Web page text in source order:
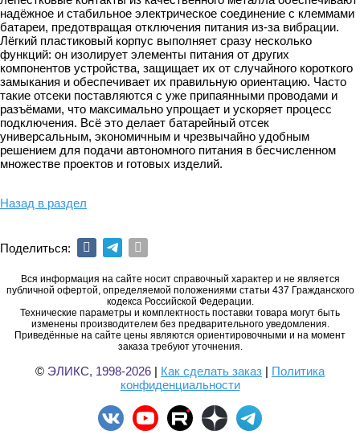
надёжное и стабильное электрическое соединение с клеммами
батареи, предотвращая отключения питания из-за вибрации.
Лёгкий пластиковый корпус выполняет сразу несколько
функций: он изолирует элементы питания от других
компонентов устройства, защищает их от случайного короткого
замыкания и обеспечивает их правильную ориентацию. Часто
такие отсеки поставляются с уже припаянными проводами и
разъёмами, что максимально упрощает и ускоряет процесс
подключения. Всё это делает батарейный отсек
универсальным, экономичным и чрезвычайно удобным
решением для подачи автономного питания в бесчисленном
множестве проектов и готовых изделий.
Назад в раздел
Поделиться:
Вся информация на сайте носит справочный характер и не является
публичной офертой, определяемой положениями статьи 437 Гражданского
кодекса Российской Федерации.
Технические параметры и комплектность поставки товара могут быть
изменены производителем без предварительного уведомления.
Приведённые на сайте цены являются ориентировочными и на момент
заказа требуют уточнения.
© ЭЛИКС, 1998-2026 | Как сделать заказ | Политика
конфиденциальности